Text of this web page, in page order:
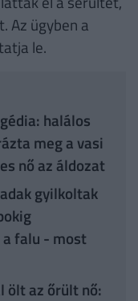
Az ügyben a
le.
halálos
meg a vasi
nő az áldozat
gyilkoltak
falu - most
ölt az őrült nő: